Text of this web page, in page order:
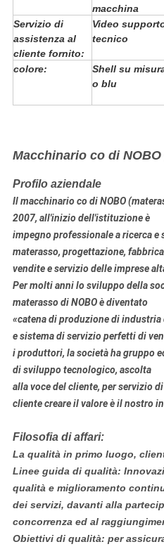
macchina
Servizio di
assistenza al
cliente fornito:
Video
tecnico
colore:
Shell su
o blu
Macchinario co di
Profilo aziendale
Il macchinario co di NOBO
2007, all'inizio dell'istituzione è
impegno professionale aricerca e
materasso, progettazione,
vendite e servizio delle imprese
Per molti anni lo sviluppo della
materasso di NOBO è diventato
«catena di produzione di
e sistema di servizio perfetti di
i produttori, la società ha gruppo
di sviluppo tecnologico, ascolta
alla voce del cliente, per servizio
cliente creare il valore è il nostro
Filosofia di affari:
La qualità in primo luogo,
Linee guida di qualità:
qualità e miglioramento
dei servizi, davanti alla
concorrenza ed al
Obiettivi di qualità: per